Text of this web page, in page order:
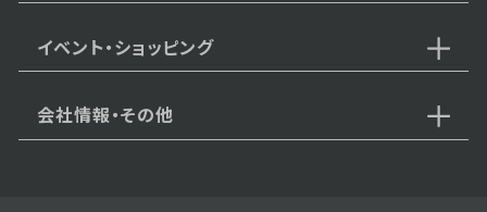
2023年12月25日 放送
イベント・ショッピング
会社情報・その他